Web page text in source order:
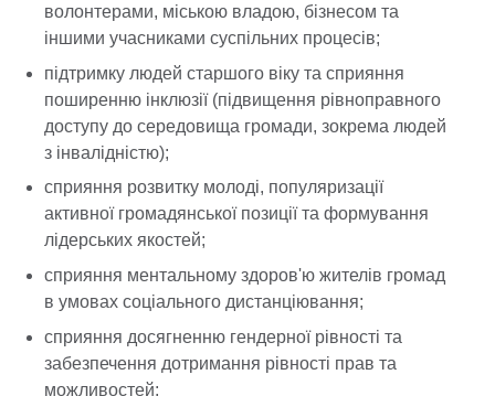
волонтерами, міською владою, бізнесом та
іншими учасниками суспільних процесів;
підтримку людей старшого віку та сприяння
поширенню інклюзії (підвищення рівноправного
доступу до середовища громади, зокрема людей
з інвалідністю);
сприяння розвитку молоді, популяризації
активної громадянської позиції та формування
лідерських якостей;
сприяння ментальному здоров'ю жителів громад
в умовах соціального дистанціювання;
сприяння досягненню гендерної рівності та
забезпечення дотримання рівності прав та
можливостей;